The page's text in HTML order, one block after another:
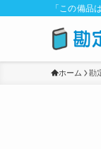
「この備
ホーム 勘